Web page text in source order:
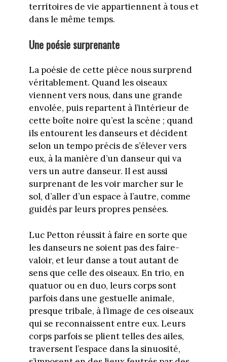
territoires de vie appartiennent à tous et
dans le même temps.
Une poésie surprenante
La poésie de cette pièce nous surprend
véritablement. Quand les oiseaux
viennent vers nous, dans une grande
envolée, puis repartent à l’intérieur de
cette boîte noire qu’est la scène ; quand
ils entourent les danseurs et décident
selon un tempo précis de s’élever vers
eux, à la manière d’un danseur qui va
vers un autre danseur. Il est aussi
surprenant de les voir marcher sur le
sol, d’aller d’un espace à l’autre, comme
guidés par leurs propres pensées.
Luc Petton réussit à faire en sorte que
les danseurs ne soient pas des faire-
valoir, et leur danse a tout autant de
sens que celle des oiseaux. En trio, en
quatuor ou en duo, leurs corps sont
parfois dans une gestuelle animale,
presque tribale, à l’image de ces oiseaux
qui se reconnaissent entre eux. Leurs
corps parfois se plient telles des ailes,
traversent l’espace dans la sinuosité,